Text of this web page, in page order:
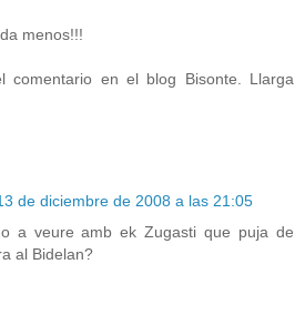
menos!!!
comentario en el blog Bisonte. Llarga
de diciembre de 2008 a las 21:05
a veure amb ek Zugasti que puja de
al Bidelan?